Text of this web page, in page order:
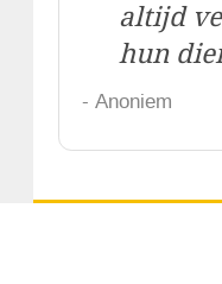
altijd
hun
- Anoniem